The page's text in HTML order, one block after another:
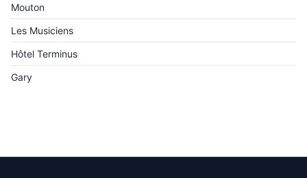
Mouton
Les Musiciens
Hôtel Terminus
Gary